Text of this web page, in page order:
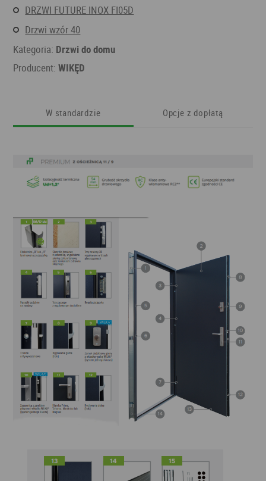
DRZWI FUTURE INOX FI05D
Drzwi wzór 40
Kategoria: Drzwi do domu
Producent:WIKĘD
W standardzie Opcje z dopłatą